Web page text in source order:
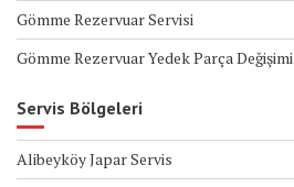
Gömme Rezervuar Servisi
Gömme Rezervuar Yedek Parça Değişimi
Servis Bölgeleri
Alibeyköy Japar Servis